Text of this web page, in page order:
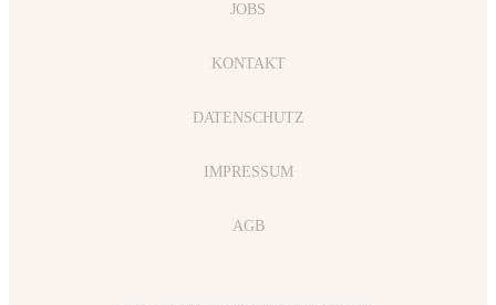
JOBS
KONTAKT
DATENSCHUTZ
IMPRESSUM
AGB